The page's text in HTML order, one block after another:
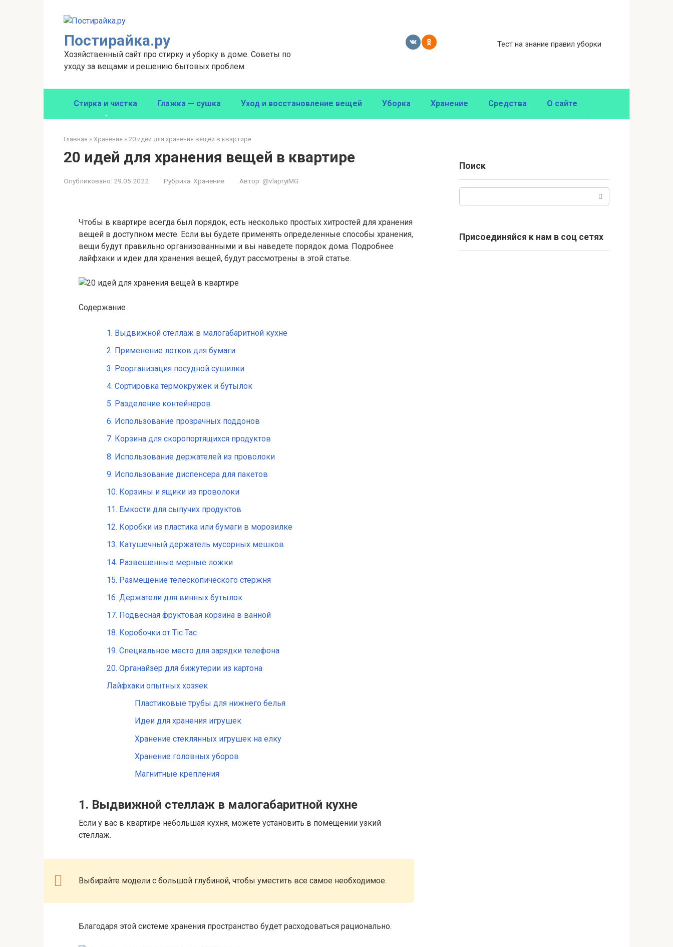
Постирайка.ру
Хозяйственный сайт про стирку и уборку в доме. Советы по
уходу за вещами и решению бытовых проблем.
Тест на знание правил уборки
Стирка и чистка Глажка — сушка Уход и восстановление вещей Уборка Хранение Средства О сайте
Главная » Хранение » 20 идей для хранения вещей в квартире
20 идей для хранения вещей в квартире
Опубликовано: 29.05.2022 Рубрика: Хранение Автор: @vlapryiMG
Чтобы в квартире всегда был порядок, есть несколько простых хитростей для хранения
вещей в доступном месте. Если вы будете применять определенные способы хранения,
вещи будут правильно организованными и вы наведете порядок дома. Подробнее
лайфхаки и идеи для хранения вещей, будут рассмотрены в этой статье.
Содержание
1. Выдвижной стеллаж в малогабаритной кухне
2. Применение лотков для бумаги
3. Реорганизация посудной сушилки
4. Сортировка термокружек и бутылок
5. Разделение контейнеров
6. Использование прозрачных поддонов
7. Корзина для скоропортящихся продуктов
8. Использование держателей из проволоки
9. Использование диспенсера для пакетов
10. Корзины и ящики из проволоки
11. Емкости для сыпучих продуктов
12. Коробки из пластика или бумаги в морозилке
13. Катушечный держатель мусорных мешков
14. Развешенные мерные ложки
15. Размещение телескопического стержня
16. Держатели для винных бутылок
17. Подвесная фруктовая корзина в ванной
18. Коробочки от Tic Tac
19. Специальное место для зарядки телефона
20. Органайзер для бижутерии из картона
Лайфхаки опытных хозяек
Пластиковые трубы для нижнего белья
Идеи для хранения игрушек
Хранение стеклянных игрушек на елку
Хранение головных уборов
Магнитные крепления
1. Выдвижной стеллаж в малогабаритной кухне
Если у вас в квартире небольшая кухня, можете установить в помещении узкий
стеллаж.
Выбирайте модели с большой глубиной, чтобы уместить все самое необходимое.
Благодаря этой системе хранения пространство будет расходоваться рационально.
Поиск
Присоединяйся к нам в соц сетях